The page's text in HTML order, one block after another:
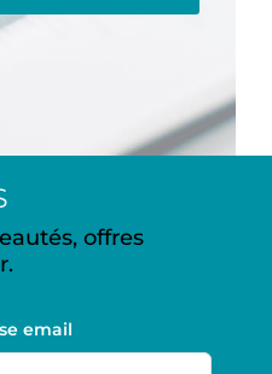
offres
email